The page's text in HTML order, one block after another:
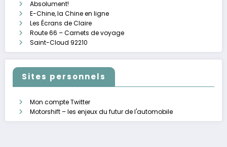
Absolument!
E-Chine, la Chine en ligne
Les Écrans de Claire
Route 66 – Carnets de voyage
Saint-Cloud 92210
Sites personnels
Mon compte Twitter
Motorshift – les enjeux du futur de l'automobile